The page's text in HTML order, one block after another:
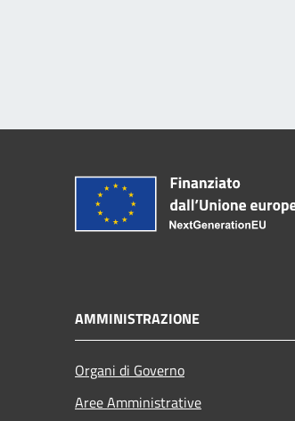
AMMINISTRAZIONE
Organi di Governo
Aree Amministrative